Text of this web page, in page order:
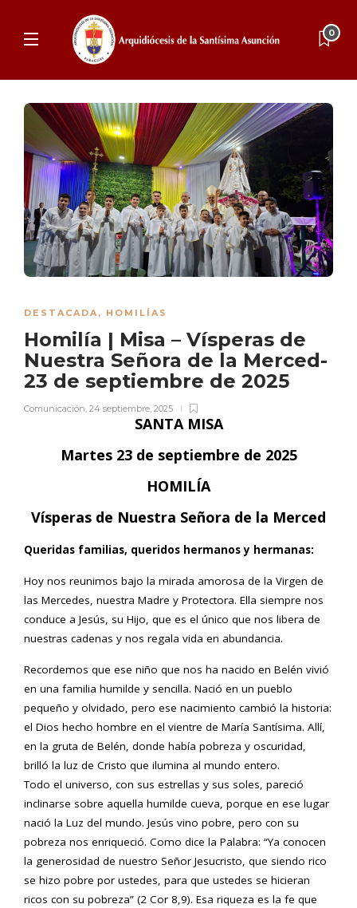
0
DESTACADA, HOMILÍAS
Homilía | Misa – Vísperas de
Nuestra Señora de la Merced-
23 de septiembre de 2025
Comunicación, 24 septiembre, 2025
SANTA MISA
Martes 23 de septiembre de 2025
HOMILÍA
Vísperas de Nuestra Señora de la Merced
Queridas familias, queridos hermanos y hermanas:
Hoy nos reunimos bajo la mirada amorosa de la Virgen de
las Mercedes, nuestra Madre y Protectora. Ella siempre nos
conduce a Jesús, su Hijo, que es el único que nos libera de
nuestras cadenas y nos regala vida en abundancia.
Recordemos que ese niño que nos ha nacido en Belén vivió
en una familia humilde y sencilla. Nació en un pueblo
pequeño y olvidado, pero ese nacimiento cambió la historia:
el Dios hecho hombre en el vientre de María Santísima. Allí,
en la gruta de Belén, donde había pobreza y oscuridad,
brilló la luz de Cristo que ilumina al mundo entero.
Todo el universo, con sus estrellas y sus soles, pareció
inclinarse sobre aquella humilde cueva, porque en ese lugar
nació la Luz del mundo. Jesús vino pobre, pero con su
pobreza nos enriqueció. Como dice la Palabra: “Ya conocen
la generosidad de nuestro Señor Jesucristo, que siendo rico
se hizo pobre por ustedes, para que ustedes se hicieran
ricos con su pobreza” (2 Cor 8,9). Esa riqueza es la fe que